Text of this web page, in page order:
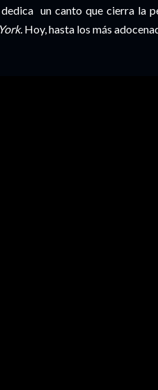
un canto que cierra la
Hoy, hasta los más